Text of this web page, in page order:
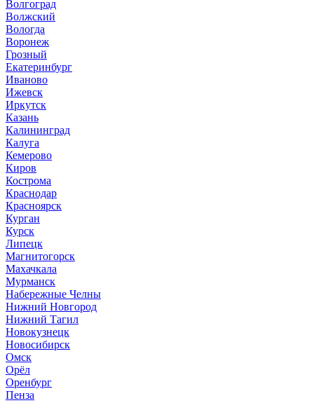
Волгоград
Волжский
Вологда
Воронеж
Грозный
Екатеринбург
Иваново
Ижевск
Иркутск
Казань
Калининград
Калуга
Кемерово
Киров
Кострома
Краснодар
Красноярск
Курган
Курск
Липецк
Магнитогорск
Махачкала
Мурманск
Набережные Челны
Нижний Новгород
Нижний Тагил
Новокузнецк
Новосибирск
Омск
Орёл
Оренбург
Пенза